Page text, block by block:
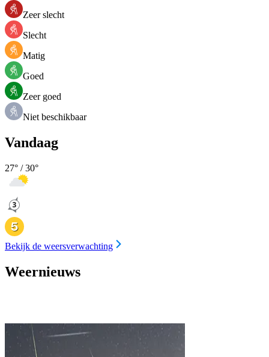
Zeer slecht
Slecht
Matig
Goed
Zeer goed
Niet beschikbaar
Vandaag
27° /30°
Bekijk de weersverwachting
Weernieuws